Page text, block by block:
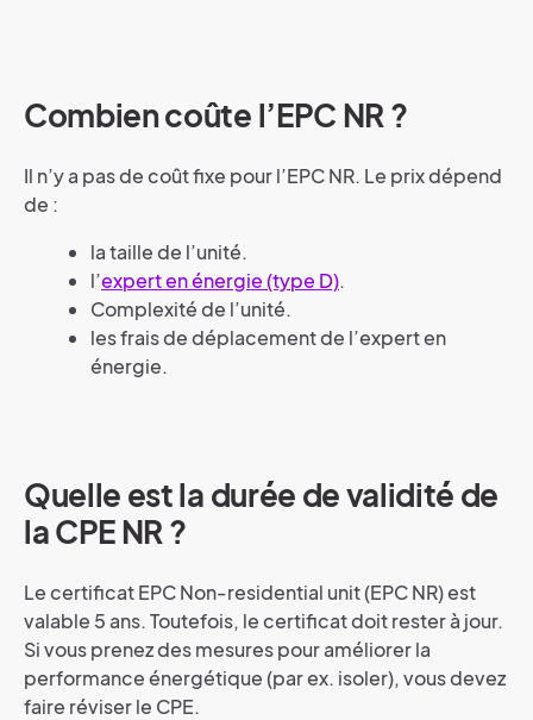
Combien coûte l’EPC NR ?
Il n’y a pas de coût fixe pour l’EPC NR. Le prix dépend
de :
la taille de l’unité.
l’expert en énergie (type D).
Complexité de l’unité.
les frais de déplacement de l’expert en
énergie.
Quelle est la durée de validité de
la CPE NR ?
Le certificat EPC Non-residential unit (EPC NR) est
valable 5 ans. Toutefois, le certificat doit rester à jour.
Si vous prenez des mesures pour améliorer la
performance énergétique (par ex. isoler), vous devez
faire réviser le CPE.